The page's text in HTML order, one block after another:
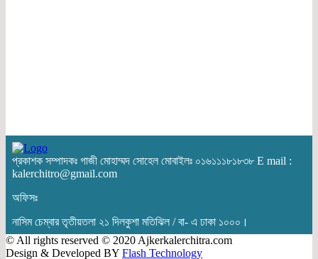
প্রকাশক সম্পাদকঃ গাজী মোহাম্মদ সোহেল মোবাইলঃ ০১৬১১১৮১৮৩৮ E mail :
kalerchitro@gmail.com
অফিসঃ
নাসিম চেম্বার তৃতীয়তলা ২১ দিলকুশা মতিঝিল / বা- এ ঢাকা ১০০০।
© All rights reserved © 2020 Ajkerkalerchitra.com
Design & Developed BY Flash Technology